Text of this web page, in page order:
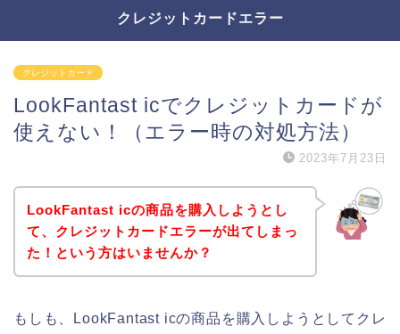
クレジットカードエラー
クレジットカード
LookFantast icでクレジットカードが
使えない！（エラー時の対処方法）
2023年7月23日
LookFantast icの商品を購入しようとし
て、クレジットカードエラーが出てしまっ
た！という方はいませんか？
もしも、LookFantast icの商品を購入しようとしてクレ